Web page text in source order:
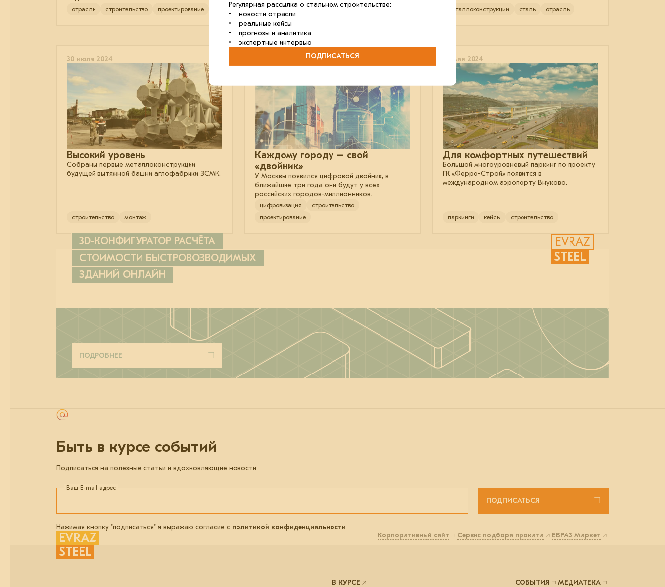
отрасль строительство проектирование отрасль кейсы строительство металлоконструкции сталь отрасль
30 июля 2024
Высокий уровень
Собраны первые металлоконструкции
будущей вытяжной башни аглофабрики ЗСМК.
строительство монтаж
Каждому городу – свой
«двойник»
У Москвы появился цифровой двойник, в
ближайшие три года они будут у всех
российских городов-миллионников.
цифровизация
строительство
проектирование
23 мая 2024
Для комфортных путешествий
Большой многоуровневый паркинг по проекту
ГК «Ферро-Строй» появится в
международном аэропорту Внуково.
паркинги кейсы строительство
3D-КОНФИГУРАТОР РАСЧЁТА
СТОИМОСТИ БЫСТРОВОЗВОДИМЫХ
ЗДАНИЙ ОНЛАЙН
EVRAZ
STEEL
ПОДРОБНЕЕ
Быть в курсе событий
Подписаться на полезные статьи и вдохновляющие новости
Ваш E-mail адрес
Нажимая кнопку "подписаться" я выражаю согласие с политикой конфиденциальности
ПОДПИСАТЬСЯ
Корпоративный сайт Сервис подбора проката ЕВРАЗ Маркет
EVRAZ
STEEL
В КУРСЕ
СОБЫТИЯ
МЕДИАТЕКА
Регулярная рассылка о стальном строительстве:
• новости отрасли
• реальные кейсы
• прогнозы и аналитика
• экспертные интервью
ПОДПИСАТЬСЯ